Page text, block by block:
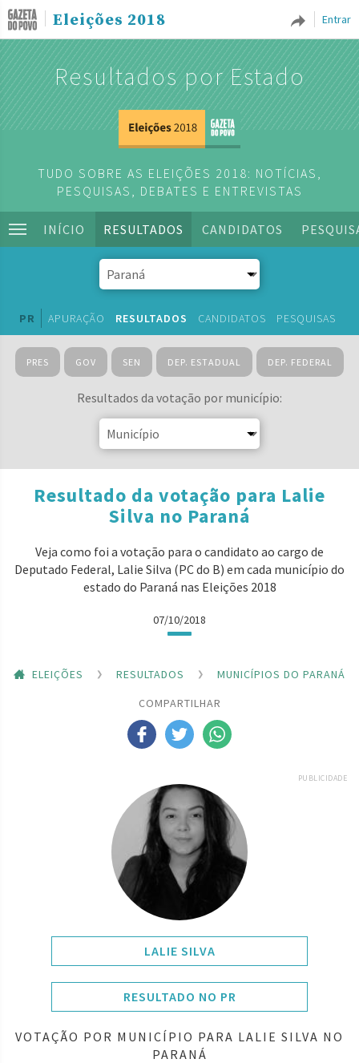
Entrar
Eleições 2018
Resultados por Estado
TUDO SOBRE AS ELEIÇÕES 2018: NOTÍCIAS,
PESQUISAS, DEBATES E ENTREVISTAS
INÍCIO RESULTADOS CANDIDATOS
PR APURAÇÃO RESULTADOS CANDIDATOS PESQUISAS
PRES GOV SEN DEP. ESTADUAL DEP. FEDERAL
Resultados da votação por município:
Resultado da votação para Lalie
Silva no Paraná
Veja como foi a votação para o candidato ao cargo de
Deputado Federal, Lalie Silva (PC do B) em cada município do
estado do Paraná nas Eleições 2018
07/10/2018
ELEIÇÕES RESULTADOS
MUNICÍPIOS DO PARANÁ
COMPARTILHAR
PUBLICIDADE
LALIE SILVA
RESULTADO NO PR
VOTAÇÃO POR MUNICÍPIO PARA LALIE SILVA NO
PARANÁ